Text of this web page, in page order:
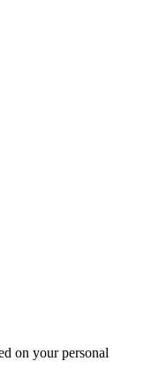
on your personal